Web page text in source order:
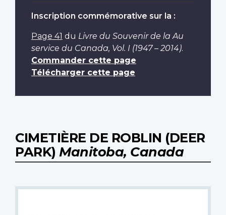
Inscription commémorative sur la :
Page 41 du Livre du Souvenir de la Au
service du Canada, Vol. I (1947 – 2014).
Commander cette page
Télécharger cette page
CIMETIÈRE DE ROBLIN (DEER
PARK) Manitoba, Canada